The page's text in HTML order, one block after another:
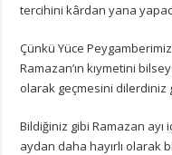
tercihini kârdan yana
Çünkü Yüce
Ramazan’ın kıymetini
olarak geçmesini dilerdiniz
Bildiğiniz gibi Ramazan ayı
aydan daha hayırlı olarak